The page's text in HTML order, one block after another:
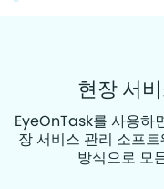
현장 서
EyeOnTask를 사용하
장 서비스 관리 소프
방식으로 모